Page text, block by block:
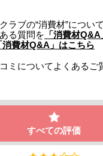
ラブの“消費材”につい
る質問を 「消費材Q&A
消費材Q&A」はこちら
ミについてよくあるご
すべての評価